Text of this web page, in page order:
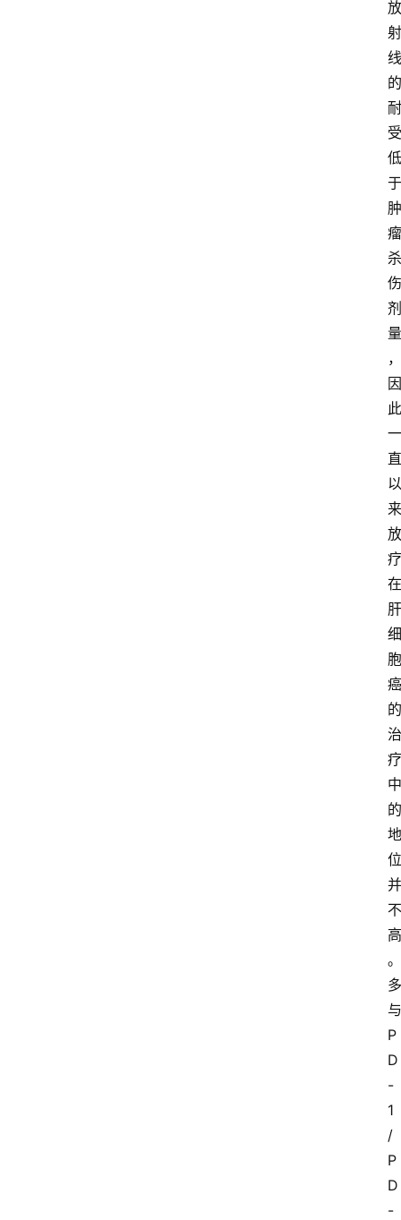
放
射
线
的
耐
受
低
于
肿
瘤
杀
伤
剂
量
，
因
此
一
直
以
来
放
疗
在
肝
细
胞
癌
的
治
疗
中
的
地
位
并
不
高
。
多
与
P
D
-
1
/
P
D
-